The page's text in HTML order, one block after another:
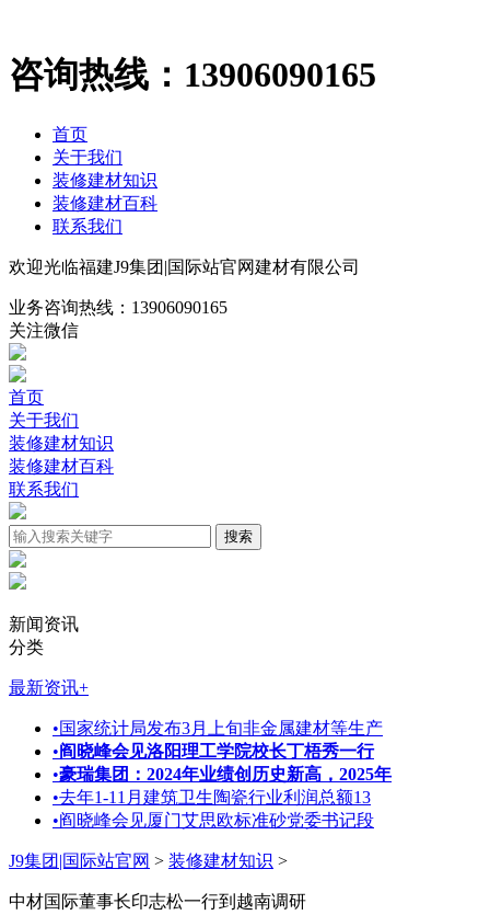
咨询热线： 13906090165
首页
关于我们
装修建材知识
装修建材百科
联系我们
欢迎光临福建J9集团|国际站官网建材有限公司
业务咨询热线： 13906090165
关注微信
首页
关于我们
装修建材知识
装修建材百科
联系我们
新闻资讯
分类
最新资讯+
•国家统计局发布3月上旬非金属建材等生产
•阎晓峰会见洛阳理工学院校长丁梧秀一行
•豪瑞集团：2024年业绩创历史新高，2025年
•去年1-11月建筑卫生陶瓷行业利润总额13
•阎晓峰会见厦门艾思欧标准砂党委书记段
J9集团|国际站官网 > 装修建材知识 >
中材国际董事长印志松一行到越南调研